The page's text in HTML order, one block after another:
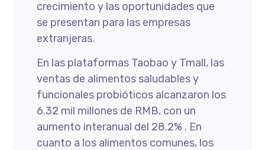
crecimiento y las oportunidades que
se presentan para las empresas
extranjeras.
En las plataformas Taobao y Tmall, las
ventas de alimentos saludables y
funcionales probióticos alcanzaron los
6.32 mil millones de RMB, con un
aumento interanual del 28.2% . En
cuanto a los alimentos comunes, los